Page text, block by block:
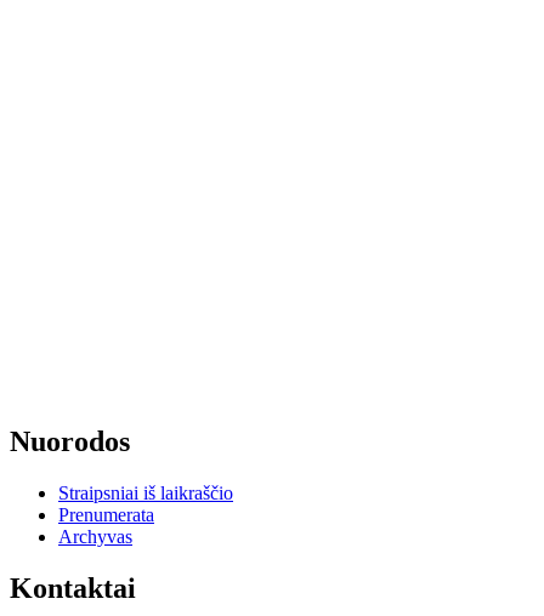
Nuorodos
Straipsniai iš laikraščio
Prenumerata
Archyvas
Kontaktai